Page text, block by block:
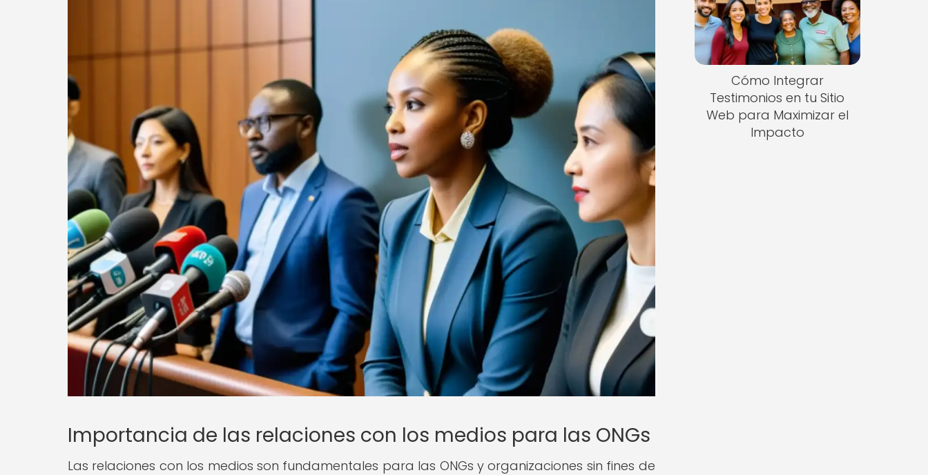
Importancia de las relaciones con los medios para las ONGs
Las relaciones con los medios son fundamentales para las ONGs y organizaciones sin fines de
Cómo Integrar
Testimonios en tu Sitio
Web para Maximizar el
Impacto